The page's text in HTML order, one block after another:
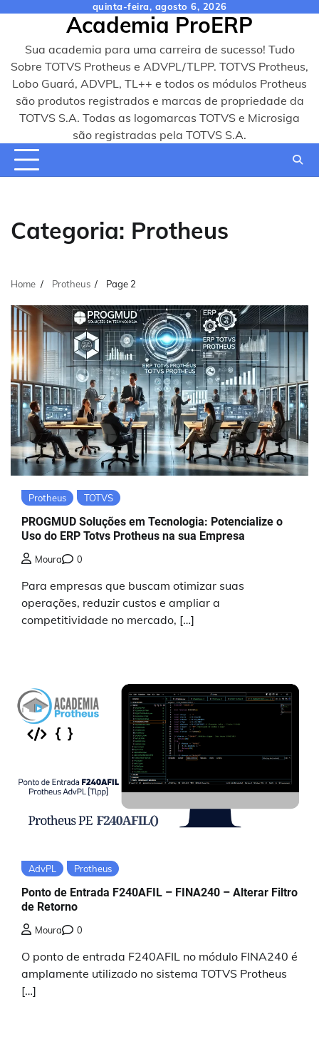
content
quinta-feira, agosto 6, 2026
Academia ProERP
Sua academia para uma carreira de sucesso! Tudo
Sobre TOTVS Protheus e ADVPL/TLPP. TOTVS Protheus,
Lobo Guará, ADVPL, TL++ e todos os módulos Protheus
são produtos registrados e marcas de propriedade da
TOTVS S.A. Todas as logomarcas TOTVS e Microsiga
são registradas pela TOTVS S.A.
Categoria: Protheus
Home Protheus Page 2
Protheus TOTVS
PROGMUD Soluções em Tecnologia: Potencialize o
Uso do ERP Totvs Protheus na sua Empresa
Moura 0
Para empresas que buscam otimizar suas
operações, reduzir custos e ampliar a
competitividade no mercado, […]
AdvPL Protheus
Ponto de Entrada F240AFIL – FINA240 – Alterar Filtro
de Retorno
Moura 0
O ponto de entrada F240AFIL no módulo FINA240 é
amplamente utilizado no sistema TOTVS Protheus
[…]